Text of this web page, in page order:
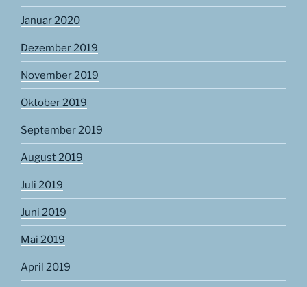
Januar 2020
Dezember 2019
November 2019
Oktober 2019
September 2019
August 2019
Juli 2019
Juni 2019
Mai 2019
April 2019